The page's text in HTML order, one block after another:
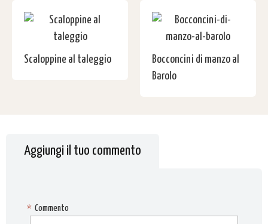
Scaloppine al taleggio
Bocconcini di manzo al
Barolo
Aggiungi il tuo commento
Commento
*